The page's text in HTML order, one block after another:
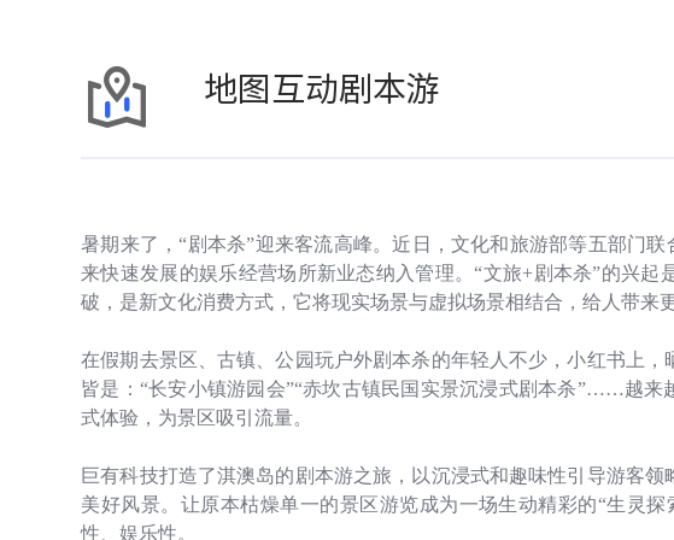
地图互动剧本游
暑期来了，“剧本杀”迎来客流高峰。近日，文化和旅游部等五部门
来快速发展的娱乐经营场所新业态纳入管理。“文旅+剧本杀”的兴起
破，是新文化消费方式，它将现实场景与虚拟场景相结合，给人带来
在假期去景区、古镇、公园玩户外剧本杀的年轻人不少，小红书上
皆是：“长安小镇游园会”“赤坎古镇民国实景沉浸式剧本杀”……越来
式体验，为景区吸引流量。
巨有科技打造了淇澳岛的剧本游之旅，以沉浸式和趣味性引导游客
美好风景。让原本枯燥单一的景区游览成为一场生动精彩的“生灵
性、娱乐性。